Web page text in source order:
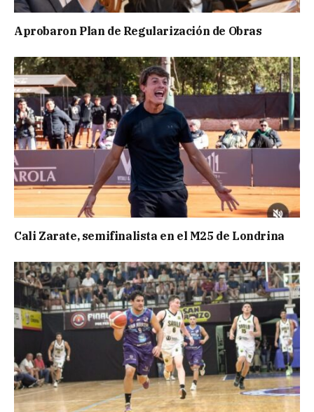
Aprobaron Plan de Regularización de Obras
Cali Zarate, semifinalista en el M25 de Londrina